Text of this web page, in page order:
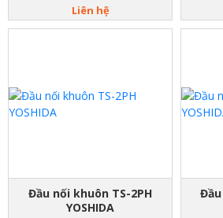
Liên hệ
Đầu nối khuôn TS-2PH
YOSHIDA